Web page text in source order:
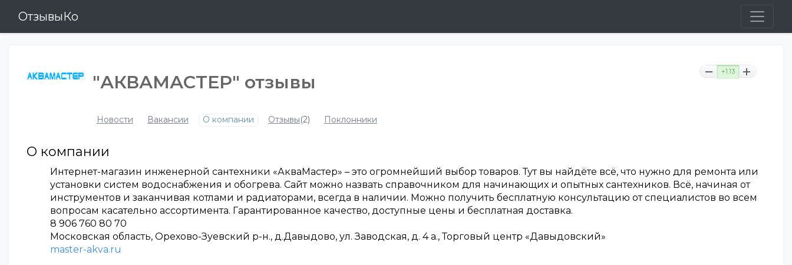
ОтзывыКо
+1.13
"АКВАМАСТЕР" отзывы
Новости Вакансии О компании Отзывы(2) Поклонники
О компании
Интернет-магазин инженерной сантехники «АкваМастер» – это огромнейший выбор товаров. Тут вы найдёте всё, что нужно для ремонта или
установки систем водоснабжения и обогрева. Сайт можно назвать справочником для начинающих и опытных сантехников. Всё, начиная от
инструментов и заканчивая котлами и радиаторами, всегда в наличии. Можно получить бесплатную консультацию от специалистов во всем
вопросам касательно ассортимента. Гарантированное качество, доступные цены и бесплатная доставка.
8 906 760 80 70
Московская область, Орехово-Зуевский р-н., д.Давыдово, ул. Заводская, д. 4 а., Торговый центр «Давыдовский»
master-akva.ru